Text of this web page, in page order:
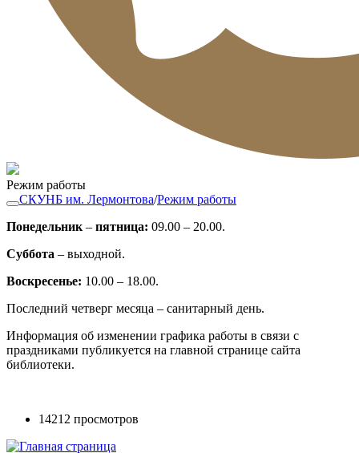
Режим работы
СКУНБ им. Лермонтова/Режим работы
Понедельник – пятница: 09.00 – 20.00.
Суббота – выходной.
Воскресенье: 10.00 – 18.00.
Последний четверг месяца – санитарный день.
Информация об изменении графика работы в связи с
праздниками публикуется на главной странице сайта
библиотеки.
14212 просмотров